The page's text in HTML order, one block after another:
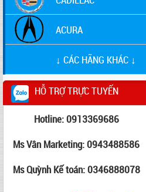
ACURA
↓ CÁC HÃNG KHÁC ↓
HỖ TRỢ TRỰC TUYẾN
Hotline: 0913369686
Ms Vân Marketing: 0943488586
Ms Quỳnh Kế toán: 0346888078